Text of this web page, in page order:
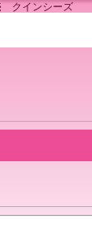
クインシーズ